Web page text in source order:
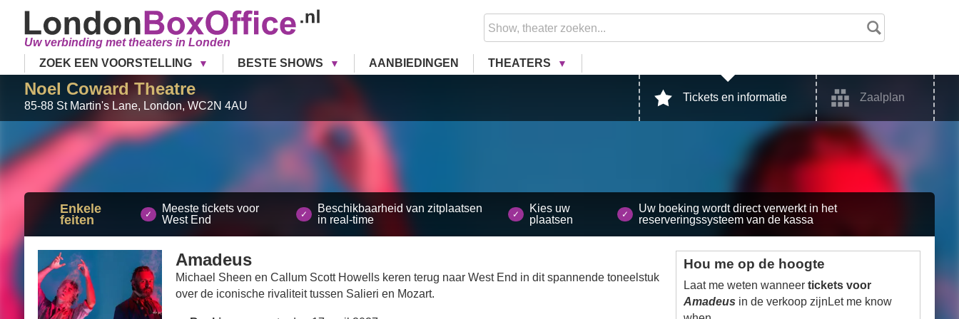
Uw verbinding met theaters in Londen
ZOEK EEN VOORSTELLING
BESTE SHOWS AANBIEDINGEN THEATERS
Noel Coward Theatre
85-88 St Martin's Lane, London, WC2N 4AU
Tickets en informatie Zaalplan
Enkele
feiten
Meeste tickets voor
West End
Beschikbaarheid van zitplaatsen
in real-time
Kies uw
plaatsen
Uw boeking wordt direct verwerkt in het
reserveringssysteem van de kassa
Amadeus
Michael Sheen en Callum Scott Howells keren terug naar West End in dit spannende toneelstuk
over de iconische rivaliteit tussen Salieri en Mozart.
Hou me op de hoogte
Laat me weten wanneertickets voor
Amadeus in de verkoop zijnLet me know